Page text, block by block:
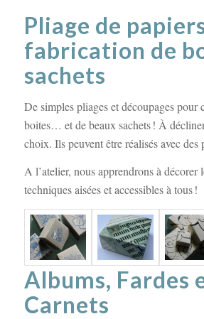
Pliage de
fabrication de
sachets
De simples pliages et découpages pour
boites… et de beaux sachets ! À
choix. Ils peuvent être réalisés avec
A l’atelier, nous apprendrons à décorer
techniques aisées et accessibles à tous !
Albums, Fardes
Carnets